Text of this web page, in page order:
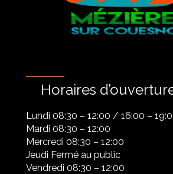
Horaires
Lundi 08:30 – 12:00 / 16:00 –
Mardi 08:30 – 12:00
Mercredi 08:30 – 12:00
Jeudi Fermé au public
Vendredi 08:30 – 12:00